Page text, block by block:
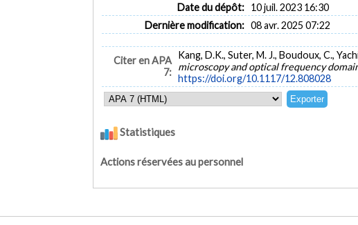
Date du dépôt: 10 juil. 2023 16:30
Dernière modification: 08 avr. 2025 07:22
Citer en APA
7:
Kang, D.K., Suter, M. J., Boudoux, C.,
microscopy and optical frequency
https://doi.org/10.1117/12.808028
Statistiques
Actions réservées au personnel